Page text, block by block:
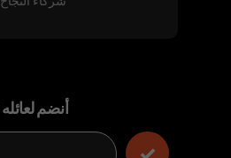
Az Smoker أنضم لعائله